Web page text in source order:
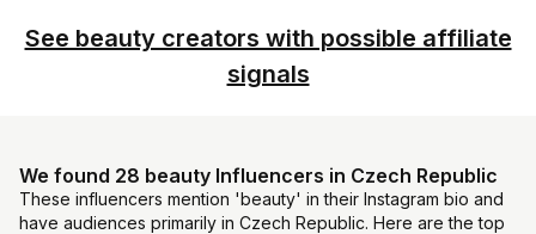
See beauty creators with possible affiliate
signals
We found 28 beauty Influencers in Czech Republic
These influencers mention 'beauty' in their Instagram bio and
have audiences primarily in Czech Republic. Here are the top